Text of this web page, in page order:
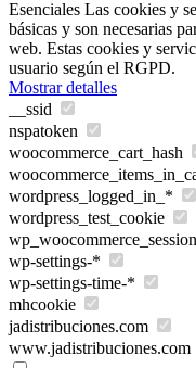
Esenciales Las cookies y
básicas y son necesarias
web. Estas cookies y
usuario según el RGPD.
Mostrar detalles
__ssid
nspatoken
woocommerce_cart_hash
wordpress_logged_in_*
wordpress_test_cookie
wp-settings-*
wp-settings-time-*
mhcookie
jadistribuciones.com
www.jadistribuciones.com